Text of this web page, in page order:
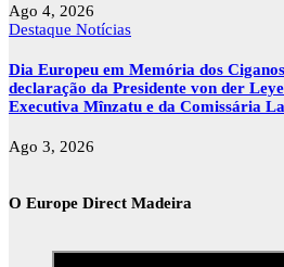
Ago 4, 2026
Destaque Notícias
Dia Europeu em Memória dos
declaração da Presidente von der
Executiva Mînzatu e da Comissária
Ago 3, 2026
O Europe Direct Madeira